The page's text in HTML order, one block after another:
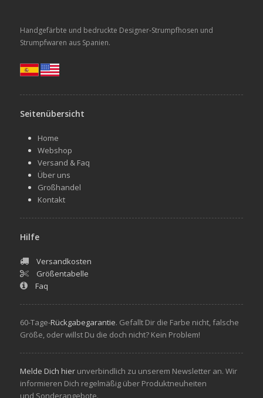
Handgefärbte und bedruckte Designer-Strumpfhosen und
Strumpfwaren aus Spanien.
Seitenübersicht
Home
Webshop
Versand & Faq
Über uns
Großhandel
Kontakt
Hilfe
Versandkosten
Größentabelle
Faq
60-Tage-Rückgabegarantie. Gefallt Dir die Farbe nicht, falsche
Größe, oder willst Du die doch nicht? Kein Problem!
Melde Dich hierunverbindlich zu unserem Newsletter an. Wir
informieren Dich regelmäßig über Produktneuheiten
und Sonderangebote.